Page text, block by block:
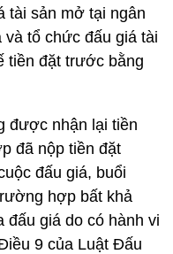
tài sản mở tại ngân
tổ chức đấu giá tài
tiền đặt trước bằng
được nhận lại tiền
đã nộp tiền đặt
đấu giá, buổi
hợp bất khả
đấu giá do có hành vi
9 của Luật Đấu